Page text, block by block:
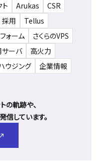
Arukas
CSR
採用
Tellus
ォーム
さくらのVPS
サーバ
高火力
ウジング 企業情報
の軌跡や、
しています。